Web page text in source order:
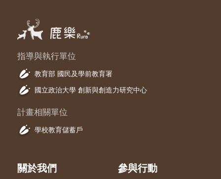
指導與執行單位
教育部 國民及學前教育署
國立政治大學 創新與創造力研究中心
計畫相關單位
學校教育儲蓄戶
關於我們 參與行動